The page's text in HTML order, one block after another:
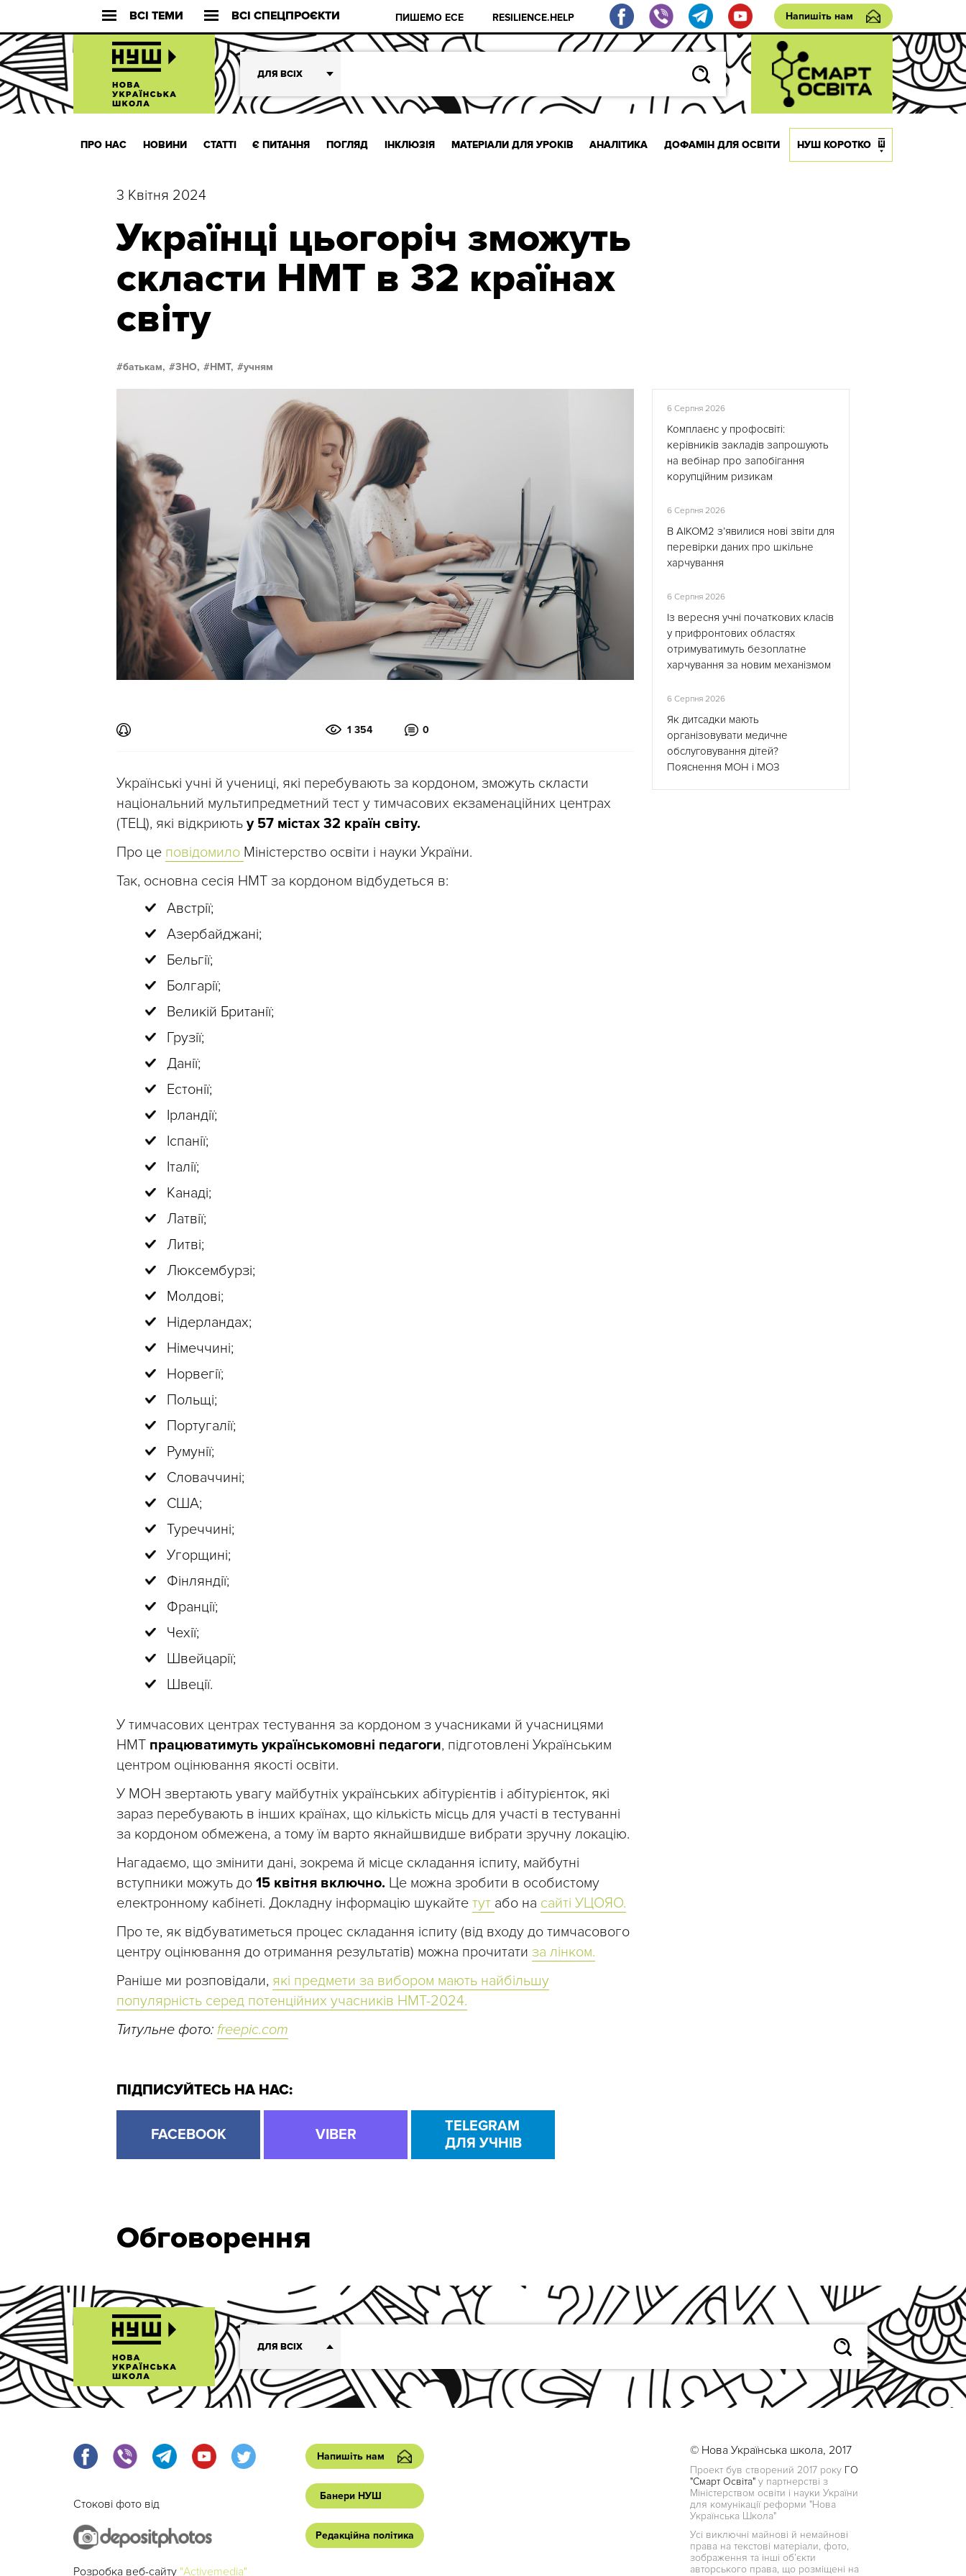
ВСІ ТЕМИ ВСІ СПЕЦПРОЄКТИ ПИШЕМО ЕСЕ RESILIENCE.HELP Напишіть нам
ДЛЯ ВСІХ
ПРО НАС НОВИНИ СТАТТІ Є ПИТАННЯ ПОГЛЯД ІНКЛЮЗІЯ МАТЕРІАЛИ ДЛЯ УРОКІВ АНАЛІТИКА ДОФАМІН ДЛЯ ОСВІТИ НУШ КОРОТКО
3 Квітня 2024
Українці цьогоріч зможуть
скласти НМТ в 32 країнах
світу
батькам, ЗНО, НМТ, учням
1 354 0
Українські учні й учениці, які перебувають за кордоном, зможуть скласти
національний мультипредметний тест у тимчасових екзаменаційних центрах
(ТЕЦ), які відкриють у 57 містах 32 країн світу.
Про це повідомило Міністерство освіти і науки України.
Так, основна сесія НМТ за кордоном відбудеться в:
Австрії;
Азербайджані;
Бельгії;
Болгарії;
Великій Британії;
Грузії;
Данії;
Естонії;
Ірландії;
Іспанії;
Італії;
Канаді;
Латвії;
Литві;
Люксембурзі;
Молдові;
Нідерландах;
Німеччині;
Норвегії;
Польщі;
Португалії;
Румунії;
Словаччині;
США;
Туреччині;
Угорщині;
Фінляндії;
Франції;
Чехії;
Швейцарії;
Швеції.
У тимчасових центрах тестування за кордоном з учасниками й учасницями
НМТ працюватимуть українськомовні педагоги, підготовлені Українським
центром оцінювання якості освіти.
У МОН звертають увагу майбутніх українських абітурієнтів і абітурієнток, які
зараз перебувають в інших країнах, що кількість місць для участі в тестуванні
за кордоном обмежена, а тому їм варто якнайшвидше вибрати зручну локацію.
Нагадаємо, що змінити дані, зокрема й місце складання іспиту, майбутні
вступники можуть до 15 квітня включно. Це можна зробити в особистому
електронному кабінеті. Докладну інформацію шукайте тут або на сайті УЦОЯО.
Про те, як відбуватиметься процес складання іспиту (від входу до тимчасового
центру оцінювання до отримання результатів) можна прочитати за лінком.
Раніше ми розповідали, які предмети за вибором мають найбільшу
популярність серед потенційних учасників НМТ-2024.
Титульне фото: freepic.com
ПІДПИСУЙТЕСЬ НА НАС:
FACEBOOK VIBER
TELEGRAM
ДЛЯ УЧНІВ
6 Серпня 2026
Комплаєнс у профосвіті:
керівників закладів запрошують
на вебінар про запобігання
корупційним ризикам
6 Серпня 2026
В АІКОМ2 з’явилися нові звіти для
перевірки даних про шкільне
харчування
6 Серпня 2026
Із вересня учні початкових класів
у прифронтових областях
отримуватимуть безоплатне
харчування за новим механізмом
6 Серпня 2026
Як дитсадки мають
організовувати медичне
обслуговування дітей?
Пояснення МОН і МОЗ
Обговорення
ДЛЯ ВСІХ
Стокові фото від
Розробка веб-сайту "Activemedia"
Напишіть нам
Банери НУШ
Редакційна політика
© Нова Українська школа, 2017
Проект був створений 2017 року ГО
"Смарт Освіта" у партнерстві з
Міністерством освіти і науки України
для комунікації реформи "Нова
Українська Школа"
Усі виключні майнові й немайнові
права на текстові матеріали, фото,
зображення та інші об’єкти
авторського права, що розміщені на